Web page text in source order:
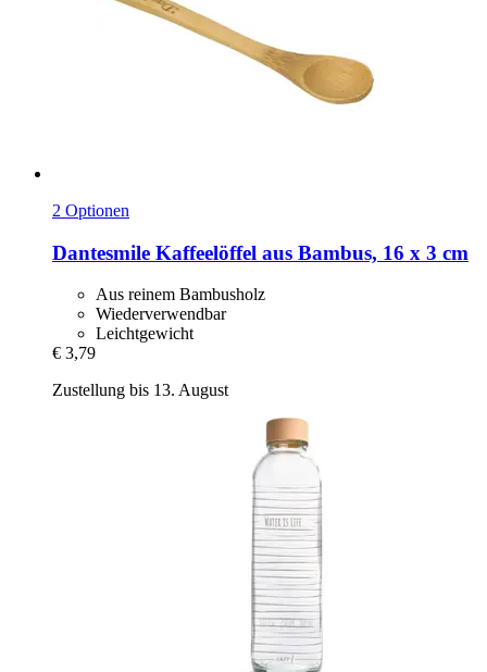
2 Optionen
Dantesmile Kaffeelöffel aus Bambus, 16 x 3 cm
Aus reinem Bambusholz
Wiederverwendbar
Leichtgewicht
€ 3,79
Zustellung bis 13. August